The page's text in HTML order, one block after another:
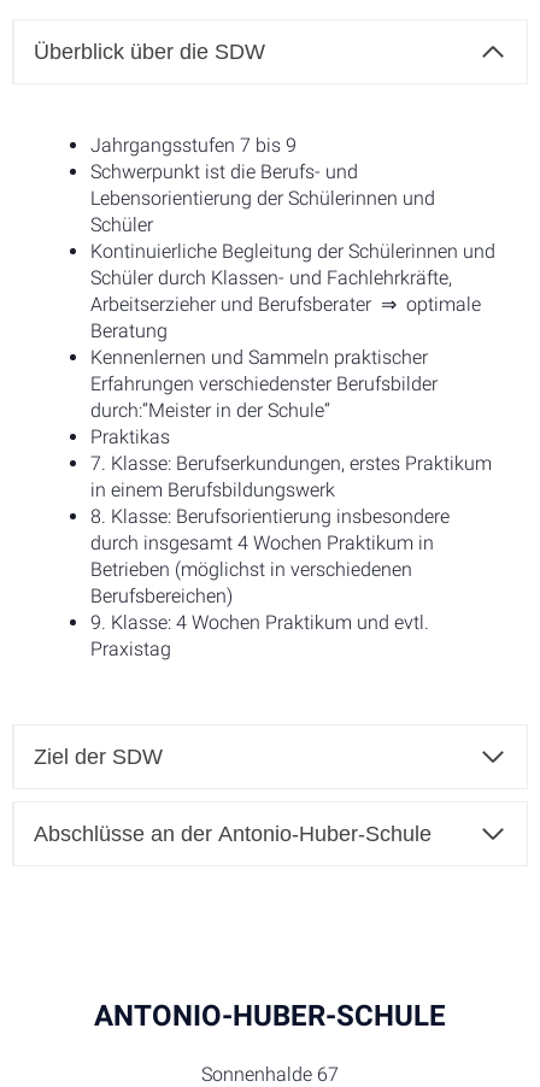
Überblick über die SDW
Jahrgangsstufen 7 bis 9
Schwerpunkt ist die Berufs- und
Lebensorientierung der Schülerinnen und
Schüler
Kontinuierliche Begleitung der Schülerinnen und
Schüler durch Klassen- und Fachlehrkräfte,
Arbeitserzieher und Berufsberater ⇒ optimale
Beratung
Kennenlernen und Sammeln praktischer
Erfahrungen verschiedenster Berufsbilder
durch:“Meister in der Schule“
Praktikas
7. Klasse: Berufserkundungen, erstes Praktikum
in einem Berufsbildungswerk
8. Klasse: Berufsorientierung insbesondere
durch insgesamt 4 Wochen Praktikum in
Betrieben (möglichst in verschiedenen
Berufsbereichen)
9. Klasse: 4 Wochen Praktikum und evtl.
Praxistag
Ziel der SDW
Abschlüsse an der Antonio-Huber-Schule
ANTONIO-HUBER-SCHULE
Sonnenhalde 67